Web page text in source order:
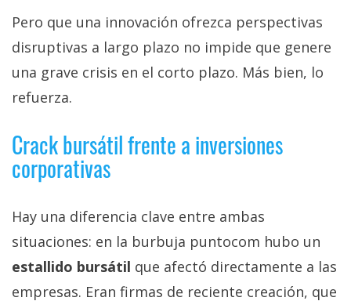
Pero que una innovación ofrezca perspectivas
disruptivas a largo plazo no impide que genere
una grave crisis en el corto plazo. Más bien, lo
refuerza.
Crack bursátil frente a inversiones
corporativas
Hay una diferencia clave entre ambas
situaciones: en la burbuja puntocom hubo un
estallido bursátil que afectó directamente a las
empresas. Eran firmas de reciente creación, que